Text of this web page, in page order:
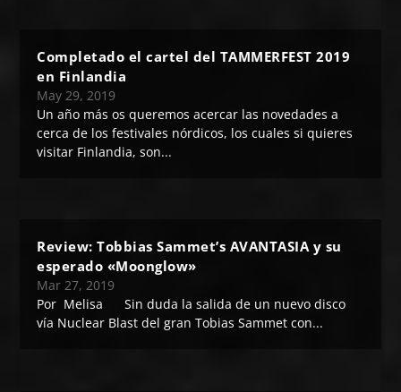
Completado el cartel del TAMMERFEST 2019
en Finlandia
May 29, 2019
Un año más os queremos acercar las novedades a
cerca de los festivales nórdicos, los cuales si quieres
visitar Finlandia, son...
Review: Tobbias Sammet’s AVANTASIA y su
esperado «Moonglow»
Mar 27, 2019
Por Melisa Sin duda la salida de un nuevo disco
vía Nuclear Blast del gran Tobias Sammet con...